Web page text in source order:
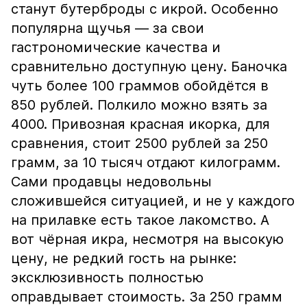
станут бутерброды с икрой. Особенно
популярна щучья — за свои
гастрономические качества и
сравнительно доступную цену. Баночка
чуть более 100 граммов обойдётся в
850 рублей. Полкило можно взять за
4000. Привозная красная икорка, для
сравнения, стоит 2500 рублей за 250
грамм, за 10 тысяч отдают килограмм.
Сами продавцы недовольны
сложившейся ситуацией, и не у каждого
на прилавке есть такое лакомство. А
вот чёрная икра, несмотря на высокую
цену, не редкий гость на рынке:
эксклюзивность полностью
оправдывает стоимость. За 250 грамм